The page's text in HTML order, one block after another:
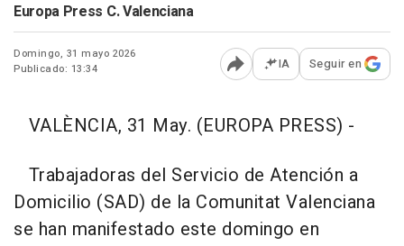
Europa Press C. Valenciana
Domingo, 31 mayo 2026
Publicado: 13:34
Abrir opciones para
IA Seguir en
VALÈNCIA, 31 May. (EUROPA PRESS) -
Trabajadoras del Servicio de Atención a
Domicilio (SAD) de la Comunitat Valenciana
se han manifestado este domingo en